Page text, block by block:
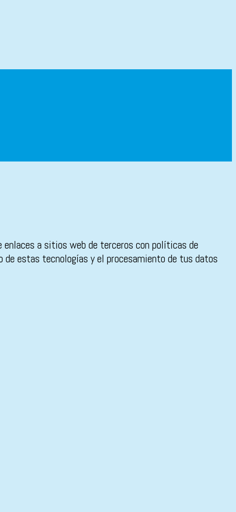
a sitios web de terceros con políticas de
de estas tecnologías y el procesamiento de tus datos